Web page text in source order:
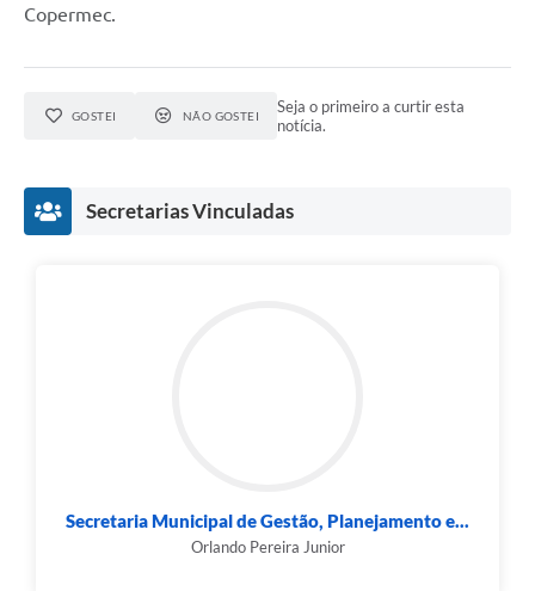
Copermec.
GOSTEI NÃO GOSTEI
Seja o primeiro a curtir esta
notícia.
Secretarias Vinculadas
Secretaria Municipal de Gestão, Planejamento e...
Orlando Pereira Junior